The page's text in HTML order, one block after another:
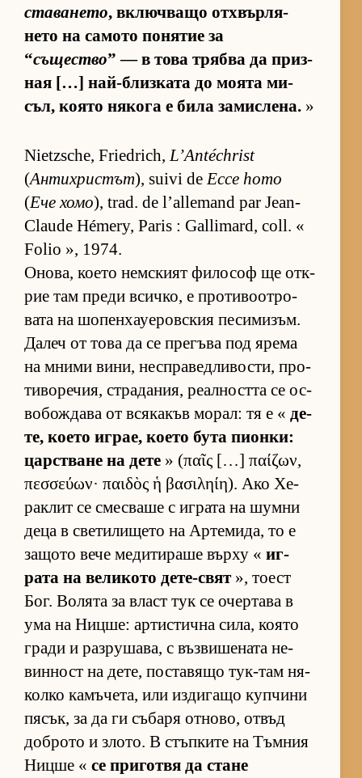
ставането, включ­ващо от­х­вър­ля­
нето на са­мото по­ня­тие за
“същество” — в това трябва да приз­
ная […] най-близ­ката до мо­ята ми­
съл, ко­ято ня­кога е била за­мис­ле­на. »
Nietzsche, Friedrich,L’Antéchrist
(Антихристът), suivi deEcce homo
(Ече хомо), trad. de l’allemand par Jean-
Claude Hémery, Paris : Gallimard, coll. «
Folio », 1974.
Оно­ва, ко­ето нем­с­кият фи­ло­соф ще от­к­
рие там преди всич­ко, е про­ти­во­от­ро­
вата на шо­пен­ха­уе­ров­с­кия пе­си­ми­зъм.
Да­леч от това да се пре­гъва под ярема
на мними ви­ни, нес­п­ра­вед­ли­вос­ти, про­
ти­во­ре­чия, стра­да­ния, ре­ал­ността се ос­
во­бож­дава от вся­ка­къв мо­рал: тя е « де­
те, ко­ето иг­рае, ко­ето бута пи­он­ки:
цар­с­т­ване на дете » (παῖς […] παίζων,
πεσσεύων· παιδὸς ἡ βασιληίη). Ако Хе­
рак­лит се смес­ваше с иг­рата на шумни
деца в све­ти­ли­щето на Ар­те­ми­да, то е
за­щото вече ме­ди­ти­раше върху « иг­
рата на ве­ли­кото де­те-свят », то­ест
Бог. Во­лята за власт тук се очер­тава в
ума на Ниц­ше: ар­тис­тична си­ла, ко­ято
гради и раз­ру­ша­ва, с въз­ви­ше­ната не­
вин­ност на де­те, пос­та­вящо тук-там ня­
колко ка­мъ­че­та, или из­ди­гащо куп­чини
пя­сък, за да ги съ­баря от­но­во, от­въд
доб­рото и зло­то. В стъп­ките на Тъм­ния
Ницше « се при­готвя да стане